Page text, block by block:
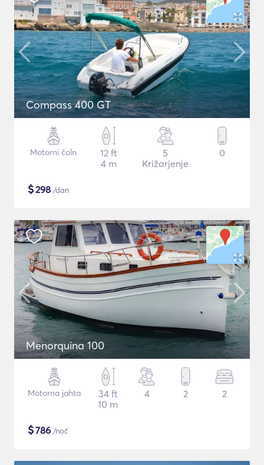
Compass 400 GT
Motorni čoln
12 ft
4 m
5
Križarjenje
0
$298 /dan
Menorquina 100
Motorna jahta
34 ft
10 m
4 2 2
$786 /noč